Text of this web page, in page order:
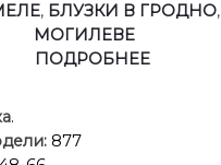
, БЛУЗКИ В ГРОДНО,
МОГИЛЕВЕ
ПОДРОБНЕЕ
.
877